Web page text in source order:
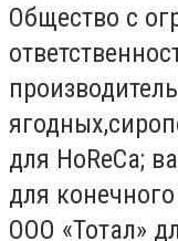
Общество с
для HoReCa;
для
ООО «Тотал»